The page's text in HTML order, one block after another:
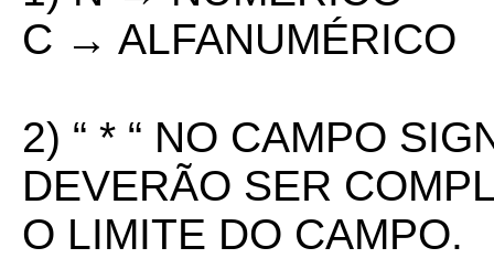
C → ALFANUMÉRICO
2) “ * “ NO CAMPO
DEVERÃO SER
O LIMITE DO CAMPO.